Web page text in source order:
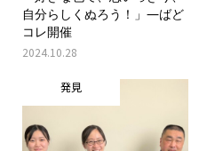
自分らしくぬろう！」―ばど
コレ開催
2024.10.28
発見